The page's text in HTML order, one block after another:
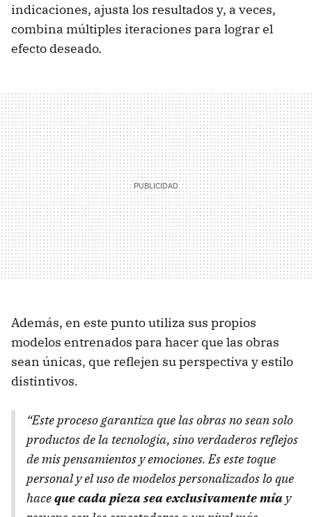
indicaciones, ajusta los resultados y, a veces,
combina múltiples iteraciones para lograr el
efecto deseado.
Además, en este punto utiliza sus propios
modelos entrenados para hacer que las obras
sean únicas, que reflejen su perspectiva y estilo
distintivos.
“Este proceso garantiza que las obras no sean solo
productos de la tecnología, sino verdaderos reflejos
de mis pensamientos y emociones. Es este toque
personal y el uso de modelos personalizados lo que
haceque cada pieza sea exclusivamente mía y